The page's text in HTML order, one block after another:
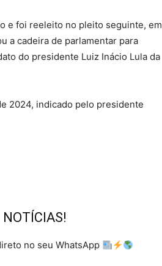
e foi reeleito no pleito seguinte, em
a cadeira de parlamentar para
do presidente Luiz Inácio Lula da
2024, indicado pelo presidente
NOTÍCIAS!
no seu WhatsApp